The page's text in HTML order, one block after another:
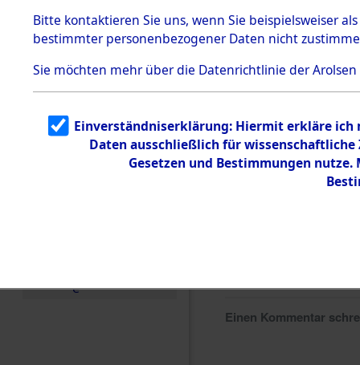
5.3.1 Alliierte
Erhebungen
zu
Todesmärsch
en
5.3.2
g
5.3.3
Todesmärsch
e
Einen Kommentar
Bitte kontaktieren Sie uns, wenn Sie beispielsweiser
bestimmter personenbezogener Daten nicht
Sie möchten mehr über die Datenrichtlinie der Arolsen
Einverständniserklärung: Hiermit erkläre ich
Daten ausschließlich für
Gesetzen und Bestimmungen